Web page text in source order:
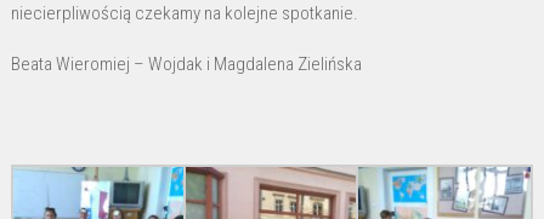
niecierpliwością czekamy na kolejne spotkanie.
Beata Wieromiej – Wojdak i Magdalena Zielińska